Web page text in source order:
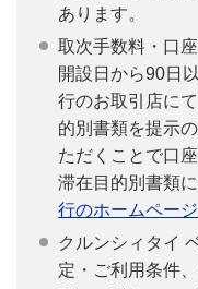
あります。
取次手数料・口
開設日から90日
行のお取引店に
的別書類を提示
ただくことで口
滞在目的別書類
行のホームページ
クルンシィタイ
定・ご利用条件